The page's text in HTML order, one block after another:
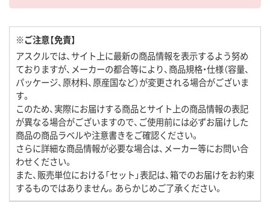
※ご注意【免責】
アスクルでは、サイト上に最新の商品情報を表示するよう努め
ておりますが、メーカーの都合等により、商品規格・仕様（容量、
パッケージ、原材料、原産国など）が変更される場合がございま
す。
このため、実際にお届けする商品とサイト上の商品情報の表記
が異なる場合がございますので、ご使用前には必ずお届けした
商品の商品ラベルや注意書きをご確認ください。
さらに詳細な商品情報が必要な場合は、メーカー等にお問い合
わせください。
また、販売単位における「セット」表記は、箱でのお届けをお約束
するものではありません。あらかじめご了承ください。